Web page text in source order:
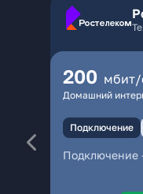
200 мбит/
Домашний
Подключение
Подключение